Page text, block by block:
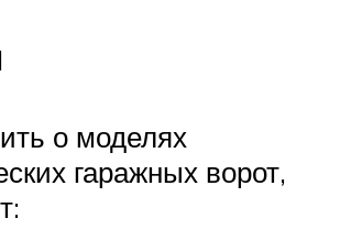
о моделях
гаражных ворот,